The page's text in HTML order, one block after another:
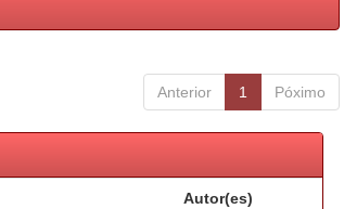
Anterior 1 Póximo
Autor(es)